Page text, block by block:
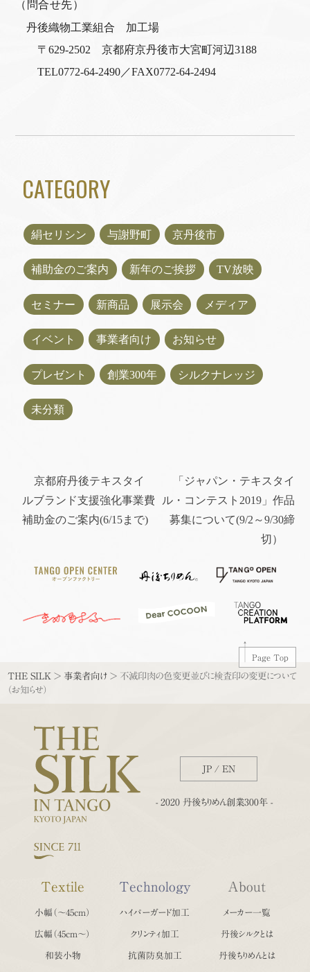
（問合せ先）
丹後織物工業組合 加工場
〒629-2502 京都府京丹後市大宮町河辺3188
TEL0772-64-2490／FAX0772-64-2494
CATEGORY
絹セリシン 与謝野町 京丹後市
補助金のご案内 新年のご挨拶 TV放映
セミナー 新商品 展示会 メディア
イベント 事業者向け お知らせ
プレゼント 創業300年 シルクナレッジ
未分類
京都府丹後テキスタイ
ルブランド支援強化事業費
補助金のご案内(6/15まで)
「ジャパン・テキスタイ
ル・コンテスト2019」作品
募集について(9/2～9/30締
切）
Page Top
THE SILK > 事業者向け > 不滅印肉の色変更並びに検査印の変更について
（お知らせ）
JP /EN
- 2020 丹後ちりめん創業300年 -
Textile
小幅（〜45cm）
広幅（45cm〜）
和装小物
Technology
ハイパーガード加工
クリンティ加工
抗菌防臭加工
About
メーカー一覧
丹後シルクとは
丹後ちりめんとは